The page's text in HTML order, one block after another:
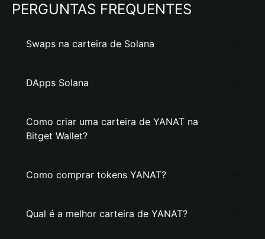
PERGUNTAS FREQUENTES
Swaps na carteira de Solana
DApps Solana
Como criar uma carteira de YANAT na
Bitget Wallet?
Como comprar tokens YANAT?
Qual é a melhor carteira de YANAT?